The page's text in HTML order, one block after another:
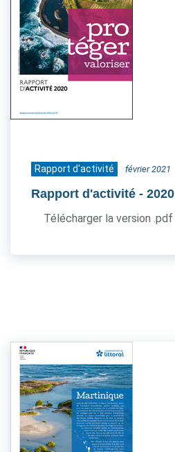
Rapport d'activité février 2021
Rapport d'activité - 2020
Télécharger la version .pdf